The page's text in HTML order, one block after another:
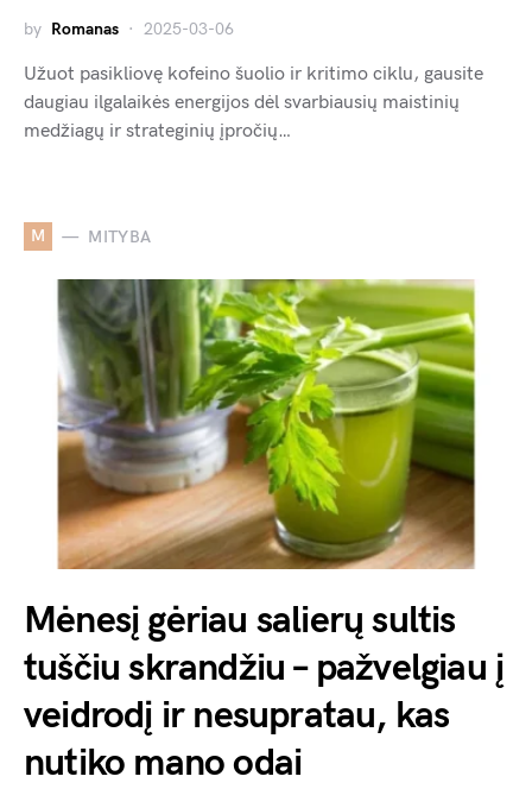
by Romanas 2025-03-06
Užuot pasikliovę kofeino šuolio ir kritimo ciklu, gausite
daugiau ilgalaikės energijos dėl svarbiausių maistinių
medžiagų ir strateginių įpročių…
M MITYBA
Mėnesį gėriau salierų sultis
tuščiu skrandžiu – pažvelgiau į
veidrodį ir nesupratau, kas
nutiko mano odai